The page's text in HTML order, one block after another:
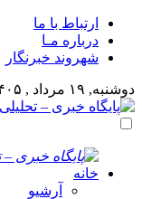
ارتباط با ما
درباره مـا
شهروند خبرنگار
دوشنبه, ۱۹ مرداد , ۱۴۰۵
خانه
آرشیو